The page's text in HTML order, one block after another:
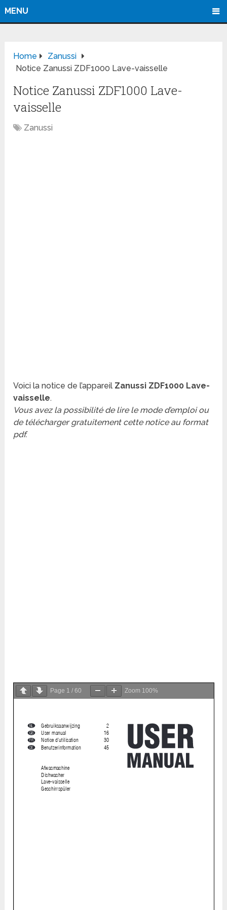
MENU
Home
Zanussi
Notice Zanussi ZDF1000 Lave-vaisselle
Notice Zanussi ZDF1000 Lave-
vaisselle
Zanussi
Voici la notice de l’appareil Zanussi ZDF1000 Lave-
vaisselle.
Vous avez la possibilité de lire le mode d’emploi ou
de télécharger gratuitement cette notice au format
pdf.
Page 1 /60 Zoom 100%